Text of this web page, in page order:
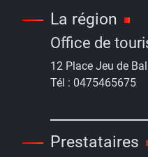
La région
Office de
12 Place Jeu de
Tél : 0475465675
Prestataires